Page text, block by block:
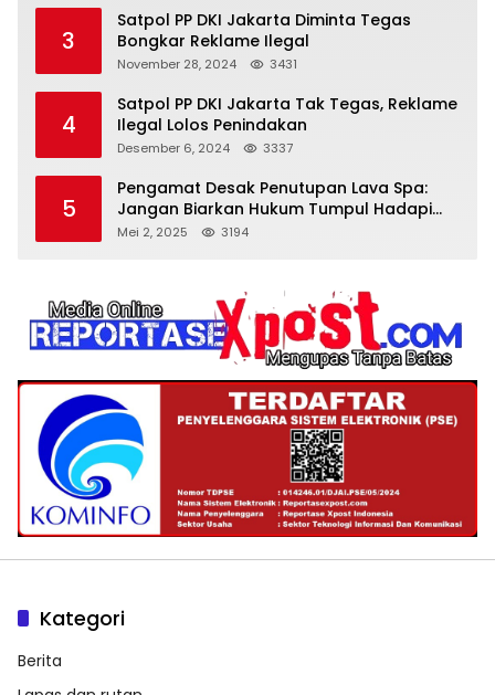
3
Satpol PP DKI Jakarta Diminta Tegas
Bongkar Reklame Ilegal
November 28, 2024 3431
4
Satpol PP DKI Jakarta Tak Tegas, Reklame
Ilegal Lolos Penindakan
Desember 6, 2024 3337
5
Pengamat Desak Penutupan Lava Spa:
Jangan Biarkan Hukum Tumpul Hadapi
‘Spa Berkedok
Mei 2, 2025 3194
Kategori
Berita